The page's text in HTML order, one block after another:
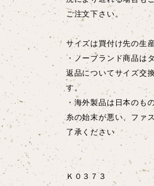
ご注文下さい。
サイズは買付け先の生
・ノーブランド商品は
返品についてサイズ交
す。
・海外製品は日本の
糸の始末が悪い、ファ
了承ください
Ｋ０３７３